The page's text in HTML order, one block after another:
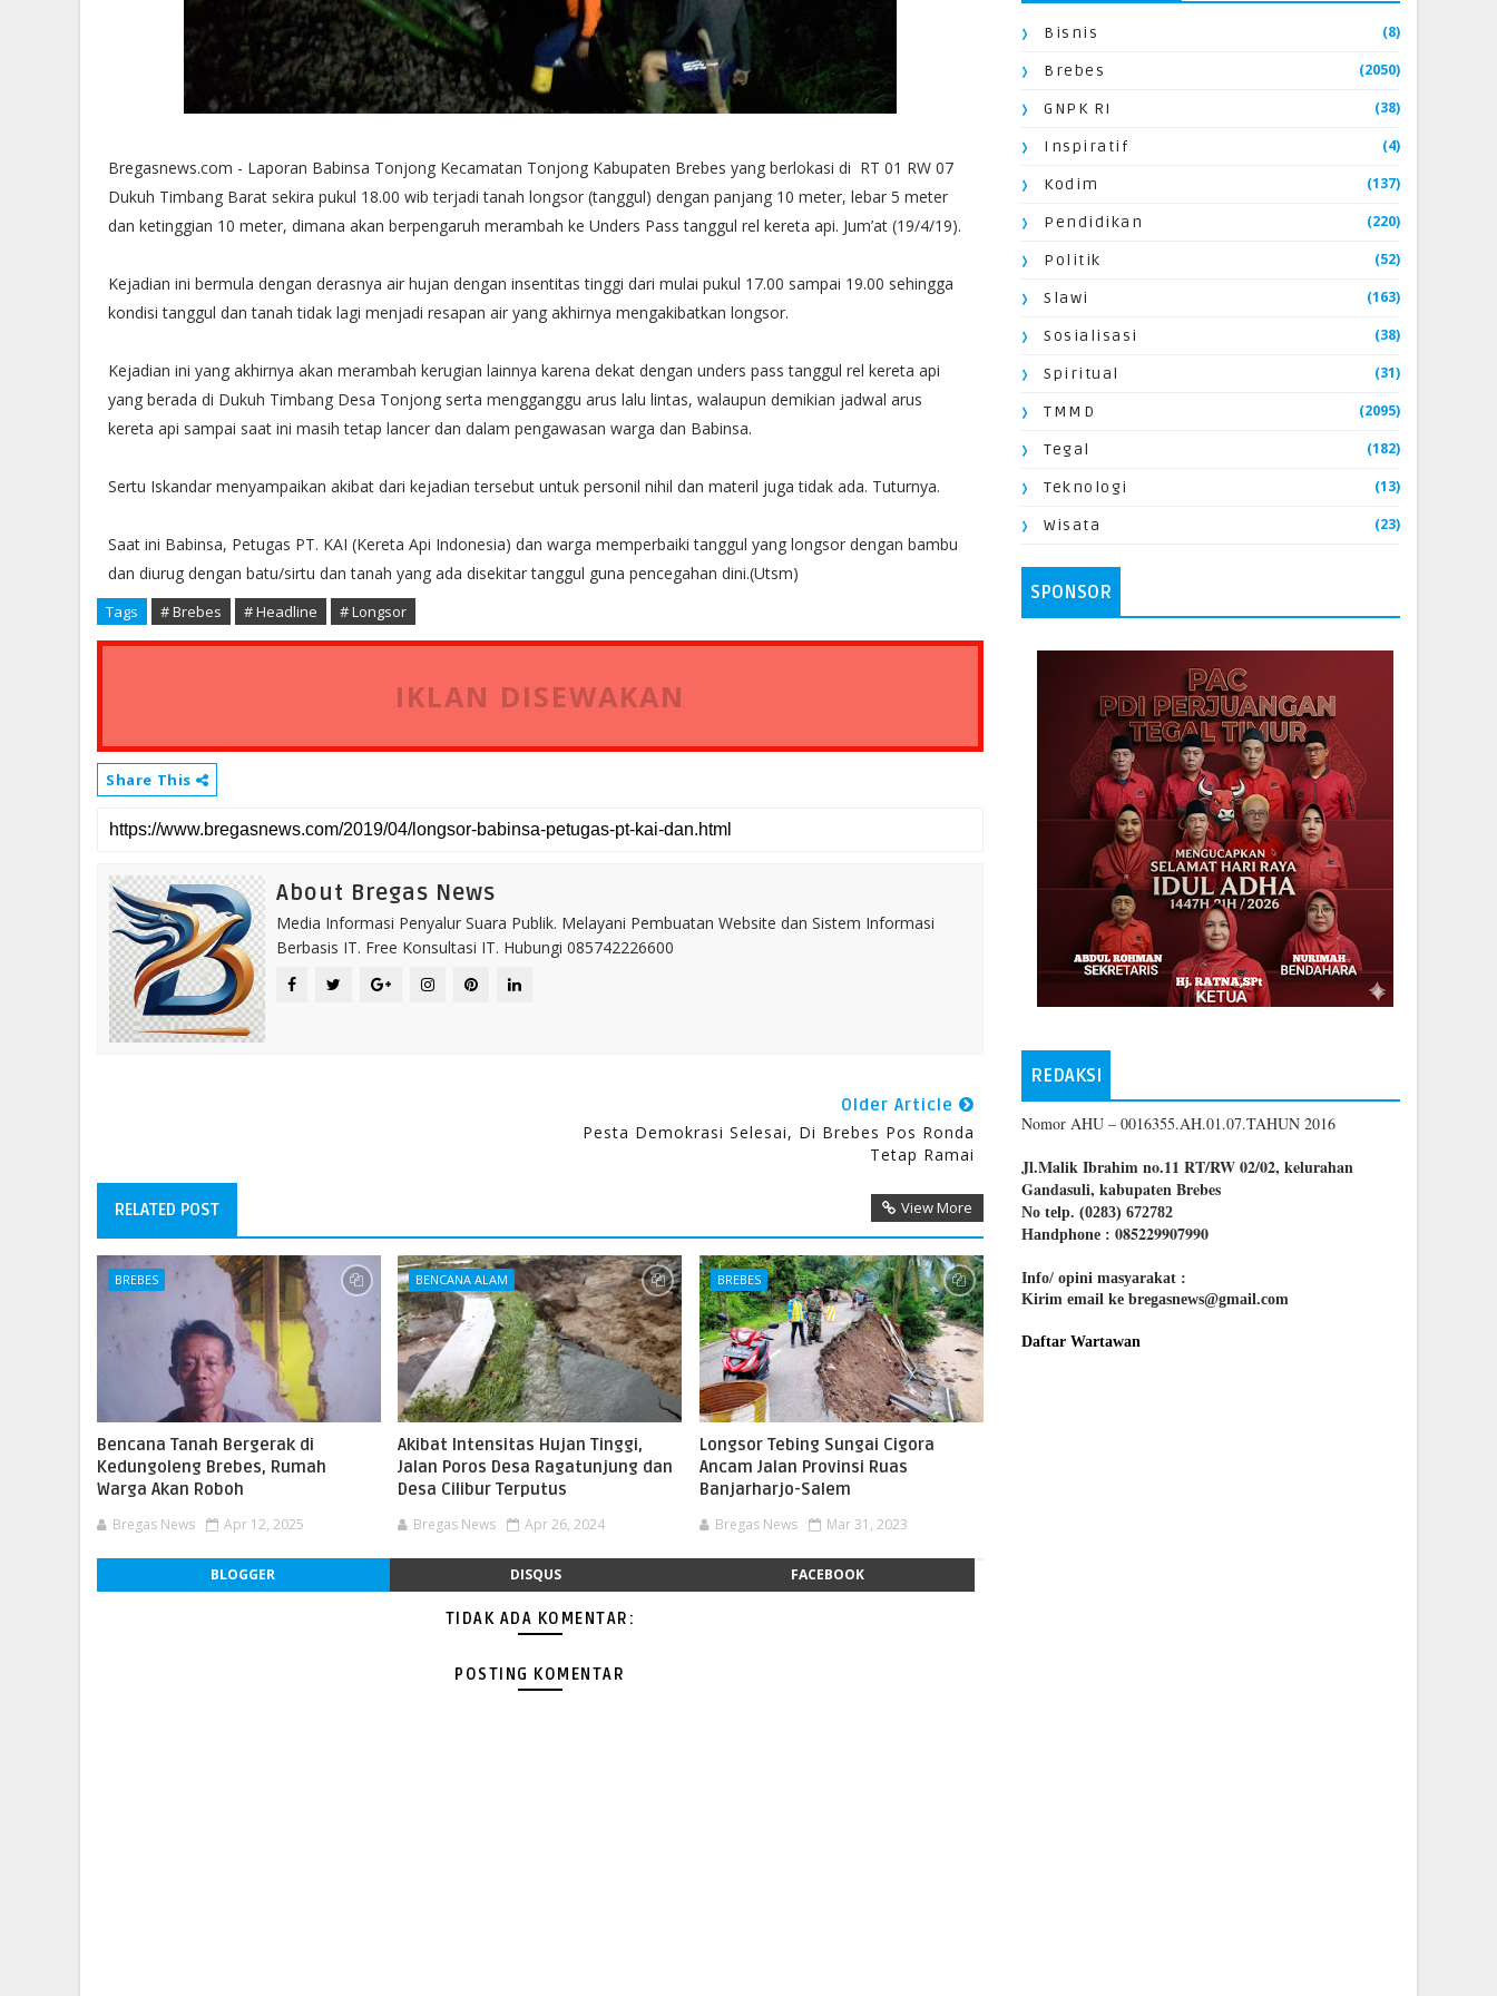
Bregasnews.com - Laporan Babinsa Tonjong Kecamatan Tonjong Kabupaten Brebes yang berlokasi di RT 01 RW 07
Dukuh Timbang Barat sekira pukul 18.00 wib terjadi tanah longsor (tanggul) dengan panjang 10 meter, lebar 5 meter
dan ketinggian 10 meter, dimana akan berpengaruh merambah ke Unders Pass tanggul rel kereta api. Jum’at (19/4/19).
Kejadian ini bermula dengan derasnya air hujan dengan insentitas tinggi dari mulai pukul 17.00 sampai 19.00 sehingga
kondisi tanggul dan tanah tidak lagi menjadi resapan air yang akhirnya mengakibatkan longsor.
Kejadian ini yang akhirnya akan merambah kerugian lainnya karena dekat dengan unders pass tanggul rel kereta api
yang berada di Dukuh Timbang Desa Tonjong serta mengganggu arus lalu lintas, walaupun demikian jadwal arus
kereta api sampai saat ini masih tetap lancer dan dalam pengawasan warga dan Babinsa.
Sertu Iskandar menyampaikan akibat dari kejadian tersebut untuk personil nihil dan materil juga tidak ada. Tuturnya.
Saat ini Babinsa, Petugas PT. KAI (Kereta Api Indonesia) dan warga memperbaiki tanggul yang longsor dengan bambu
dan diurug dengan batu/sirtu dan tanah yang ada disekitar tanggul guna pencegahan dini.(Utsm)
Tags # Brebes # Headline # Longsor
IKLAN DISEWAKAN
Share This
About Bregas News
Media Informasi Penyalur Suara Publik. Melayani Pembuatan Website dan Sistem Informasi
Berbasis IT. Free Konsultasi IT. Hubungi 085742226600
Older Article
Pesta Demokrasi Selesai, Di Brebes Pos Ronda
Tetap Ramai
RELATED POST View More
BREBES
Bencana Tanah Bergerak di
Kedungoleng Brebes, Rumah
Warga Akan Roboh
Bregas News Apr 12, 2025
BENCANA ALAM
Akibat Intensitas Hujan Tinggi,
Jalan Poros Desa Ragatunjung dan
Desa Cilibur Terputus
Bregas News Apr 26, 2024
BREBES
Longsor Tebing Sungai Cigora
Ancam Jalan Provinsi Ruas
Banjarharjo-Salem
Bregas News Mar 31, 2023
BLOGGER DISQUS FACEBOOK
TIDAK ADA KOMENTAR:
POSTING KOMENTAR
Bisnis (8)
Brebes (2050)
GNPK RI (38)
Inspiratif (4)
Kodim (137)
Pendidikan (220)
Politik (52)
Slawi (163)
Sosialisasi (38)
Spiritual (31)
TMMD (2095)
Tegal (182)
Teknologi (13)
Wisata (23)
SPONSOR
REDAKSI
Nomor AHU – 0016355.AH.01.07.TAHUN 2016
Jl.Malik Ibrahim no.11 RT/RW 02/02, kelurahan
Gandasuli, kabupaten Brebes
No telp. (0283) 672782
Handphone : 085229907990
Info/ opini masyarakat :
Kirim email ke bregasnews@gmail.com
Daftar Wartawan